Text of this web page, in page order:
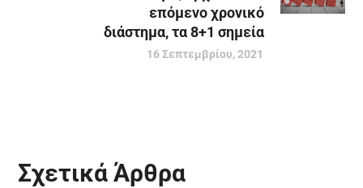
επόμενο χρονικό
διάστημα, τα 8+1 σημεία
16 Σεπτεμβρίου, 2021
Σχετικά Άρθρα